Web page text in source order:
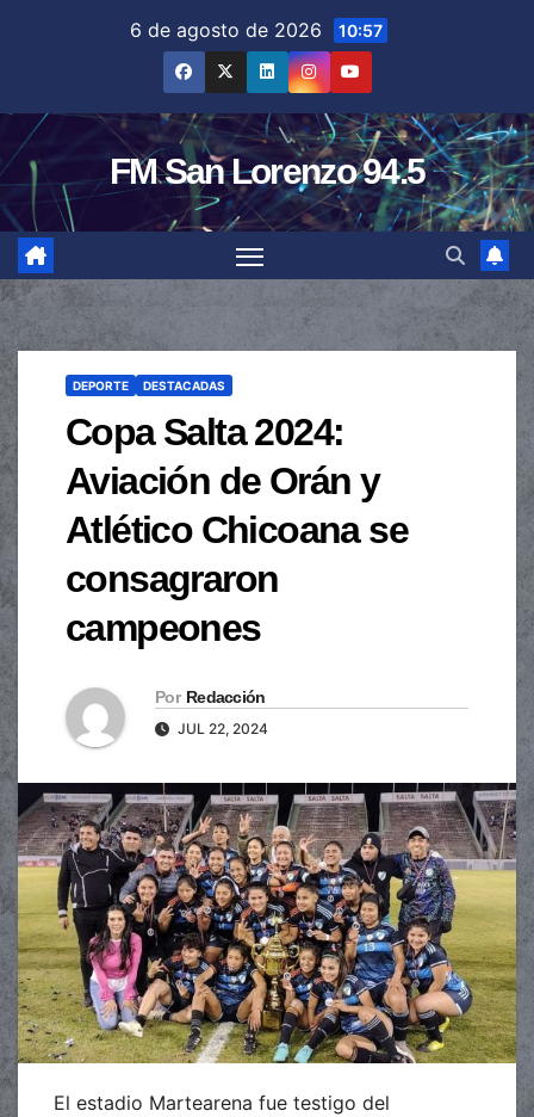
6 de agosto de 2026 10:57
FM San Lorenzo 94.5
DEPORTE DESTACADAS
Copa Salta 2024:
Aviación de Orán y
Atlético Chicoana se
consagraron
campeones
Por Redacción
JUL 22, 2024
El estadio Martearena fue testigo del